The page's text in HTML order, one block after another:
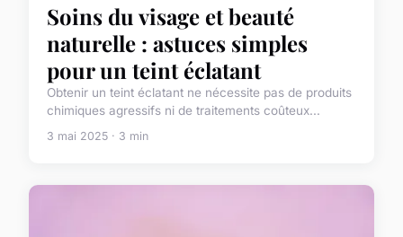
Soins du visage et beauté
naturelle : astuces simples
pour un teint éclatant
Obtenir un teint éclatant ne nécessite pas de produits
chimiques agressifs ni de traitements coûteux...
3 mai 2025 · 3 min